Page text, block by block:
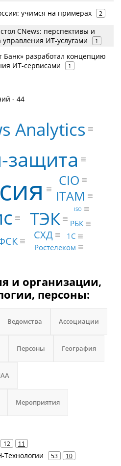
учимся на примерах 2
CNews: перспективы и
управления ИТ-услугами
1
Банк» разработал концепцию
ИТ-сервисами
1
- 44
защита
ТЭК
Analytics
ITAM
CIO
СХД
1С
Ростелеком
РБК
ISO
и организации,
персоны:
Ведомства Ассоциации
Персоны География
Мероприятия
12 11
53 10